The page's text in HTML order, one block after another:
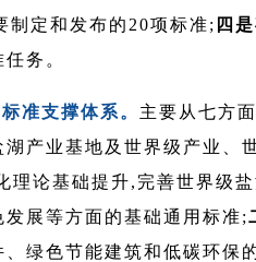
制定和发布的20项标准; 四是
务。
准支撑体系。 主要从七方
湖产业基地及世界级产业、
理论基础提升,完善世界级
发展等方面的基础通用标准;
、绿色节能建筑和低碳环保